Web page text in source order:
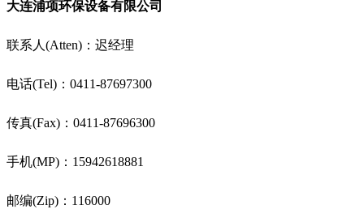
大连浦项环保设备有限公司
联系人(Atten)：迟经理
电话(Tel)：0411-87697300
传真(Fax)：0411-87696300
手机(MP)：15942618881
邮编(Zip)：116000